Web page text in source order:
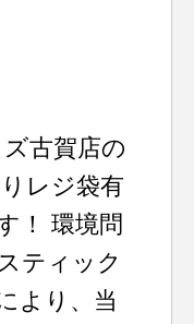
古賀店の
レジ袋有
！ 環境問
ティック
より、当